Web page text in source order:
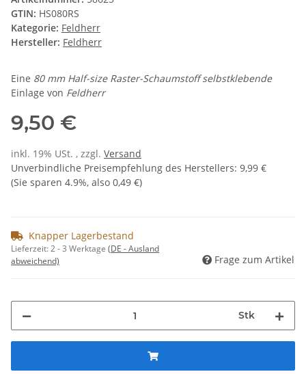
GTIN: HS080RS
Kategorie: Feldherr
Hersteller: Feldherr
Eine 80 mm Half-size Raster-Schaumstoff selbstklebende
Einlage von Feldherr
9,50 €
inkl. 19% USt. , zzgl. Versand
Unverbindliche Preisempfehlung des Herstellers: 9,99 €
(Sie sparen 4.9%, also 0,49 €)
Knapper Lagerbestand
Lieferzeit:2 - 3 Werktage (DE - Ausland
abweichend)
Frage zum Artikel
Stk